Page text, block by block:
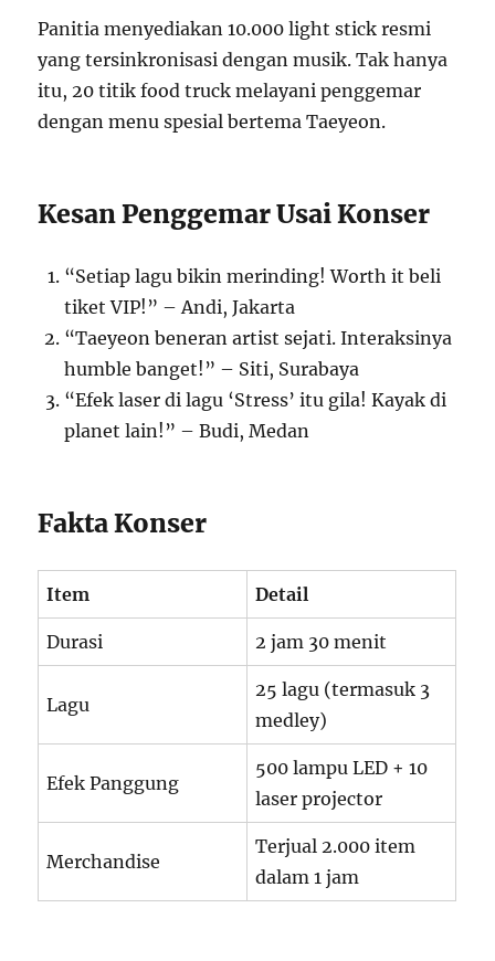
Panitia menyediakan 10.000 light stick resmi
yang tersinkronisasi dengan musik. Tak hanya
itu, 20 titik food truck melayani penggemar
dengan menu spesial bertema Taeyeon.
Kesan Penggemar Usai Konser
“Setiap lagu bikin merinding! Worth it beli
tiket VIP!” – Andi, Jakarta
“Taeyeon beneran artist sejati. Interaksinya
humble banget!” – Siti, Surabaya
“Efek laser di lagu ‘Stress’ itu gila! Kayak di
planet lain!” – Budi, Medan
Fakta Konser
Item Detail
Durasi 2 jam 30 menit
Lagu
25 lagu (termasuk 3
medley)
Efek Panggung
500 lampu LED + 10
laser projector
Merchandise
Terjual 2.000 item
dalam 1 jam